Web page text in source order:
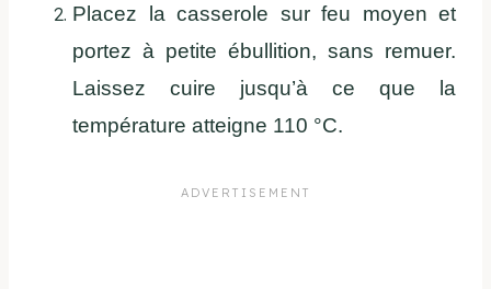
Placez la casserole sur feu moyen et
portez à petite ébullition, sans remuer.
Laissez cuire jusqu’à ce que la
température atteigne 110 °C.